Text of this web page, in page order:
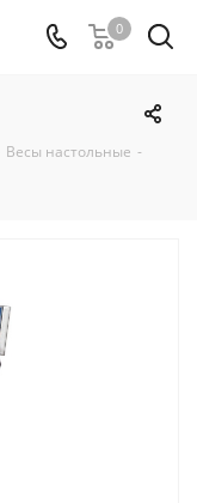
0
Весы настольные -